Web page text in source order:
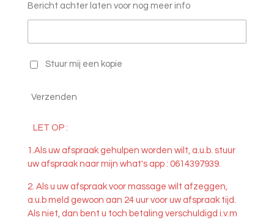
Bericht achter laten voor nog meer info
Stuur mij een kopie
Verzenden
LET OP :
1.Als uw afspraak gehulpen worden wilt, a.u.b. stuur
uw afspraak naar mijn what's app : 0614397939.
2. Als u uw afspraak voor massage wilt afzeggen,
a.u.b meld gewoon aan 24 uur voor uw afspraak tijd.
Als niet, dan bent u toch betaling verschuldigd i.v.m